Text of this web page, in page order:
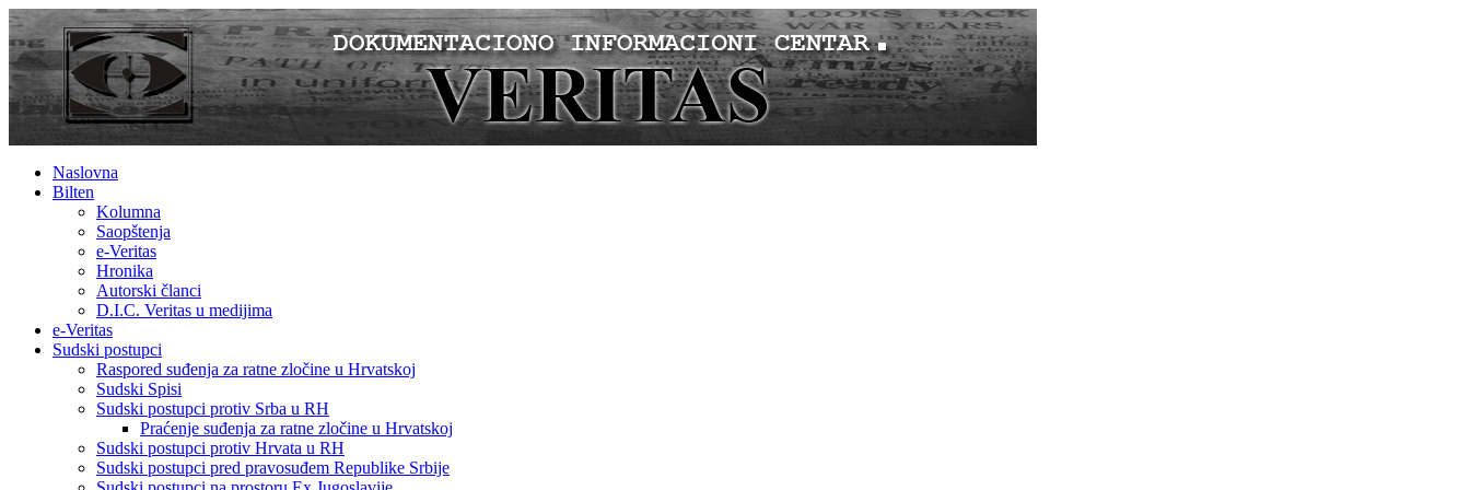
Naslovna
Bilten
Kolumna
Saopštenja
e-Veritas
Hronika
Autorski članci
D.I.C. Veritas u medijima
e-Veritas
Sudski postupci
Raspored suđenja za ratne zločine u Hrvatskoj
Sudski Spisi
Sudski postupci protiv Srba u RH
Praćenje suđenja za ratne zločine u Hrvatskoj
Sudski postupci protiv Hrvata u RH
Sudski postupci pred pravosuđem Republike Srbije